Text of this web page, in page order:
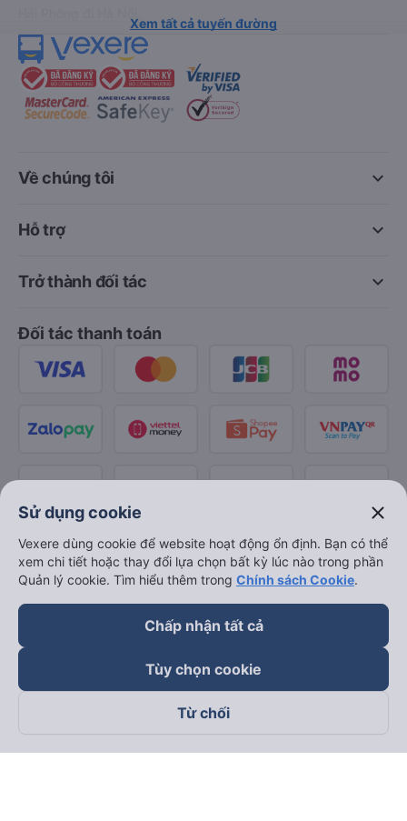
Xem tất cả tuyến đường
keyboard_arrow_down
Về chúng tôi
keyboard_arrow_down
Hỗ trợ
keyboard_arrow_down
Trở thành đối tác
Đối tác thanh toán
Theo dõi chúng tôi trên
Sử dụng cookie close
Vexere dùng cookie để website hoạt động ổn định. Bạn có thể
xem chi tiết hoặc thay đổi lựa chọn bất kỳ lúc nào trong phần
Quản lý cookie. Tìm hiểu thêm trong Chính sách Cookie.
Chấp nhận tất cả
Tùy chọn cookie
Từ chối